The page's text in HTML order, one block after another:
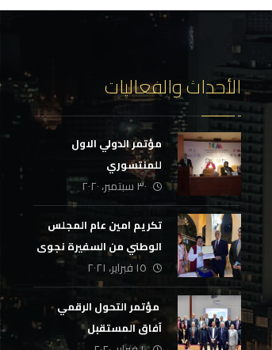
الأحداث والفعاليات
مؤتمر الدولي الاول
للمنتسوري
٣٠ سبتمبر، ٢٠٢٠
تكريم امين عام المجلس
الوطني من السفيرة نجوى
أبراهيم
١٥ فبراير، ٢٠٢١
‏ مؤتمر التحول الرقمي
آفاق المستقبل